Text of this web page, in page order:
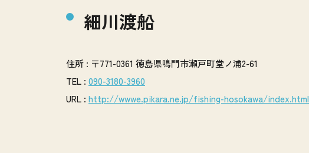
細川渡船
住所 : 〒771-0361 徳島県鳴門市瀬戸町堂ノ浦2-61
TEL : 090-3180-3960
URL : http://wwwe.pikara.ne.jp/fishing-hosokawa/index.html